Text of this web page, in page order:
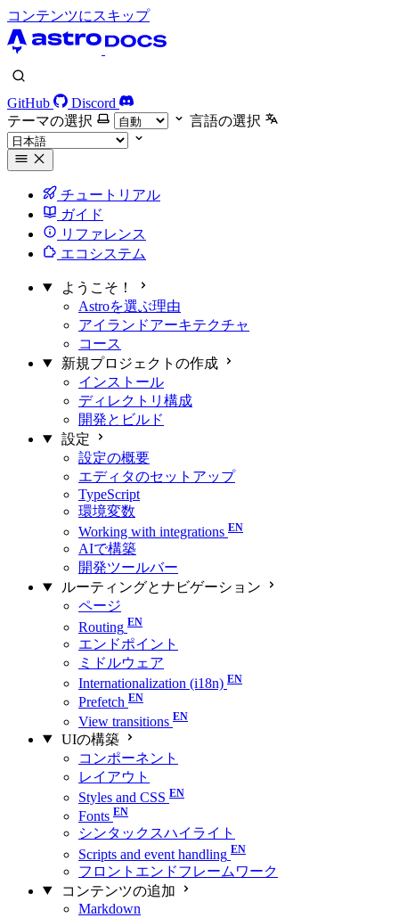
コンテンツにスキップ
GitHub
Discord
テーマの選択
言語の選択
チュートリアル
ガイド
リファレンス
エコシステム
ようこそ！
Astroを選ぶ理由
アイランドアーキテクチャ
コース
新規プロジェクトの作成
インストール
ディレクトリ構成
開発とビルド
設定
設定の概要
エディタのセットアップ
TypeScript
環境変数
Working with integrations
AIで構築
開発ツールバー
ルーティングとナビゲーション
ページ
Routing
エンドポイント
ミドルウェア
Internationalization (i18n)
Prefetch
View transitions
UIの構築
コンポーネント
レイアウト
Styles and CSS
Fonts
シンタックスハイライト
Scripts and event handling
フロントエンドフレームワーク
コンテンツの追加
Markdown